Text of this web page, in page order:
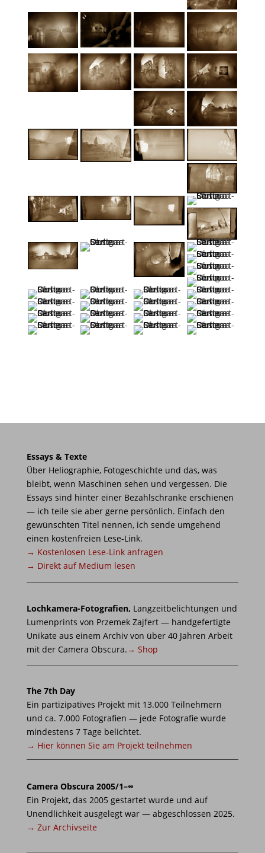
Essays & Texte
Über Heliographie, Fotogeschichte und das, was
bleibt, wenn Maschinen sehen und vergessen. Die
Essays sind hinter einer Bezahlschranke erschienen
— ich teile sie aber gerne persönlich. Einfach den
gewünschten Titel nennen, ich sende umgehend
einen kostenfreien Lese-Link.
→ Kostenlosen Lese-Link anfragen
→ Direkt auf Medium lesen
Lochkamera-Fotografien, Langzeitbelichtungen und
Lumenprints von Przemek Zajfert — handgefertigte
Unikate aus einem Archiv von über 40 Jahren Arbeit
mit der Camera Obscura.→ Shop
The 7th Day
Ein partizipatives Projekt mit 13.000 Teilnehmern
und ca. 7.000 Fotografien — jede Fotografie wurde
mindestens 7 Tage belichtet.
→ Hier können Sie am Projekt teilnehmen
Camera Obscura 2005/1–∞
Ein Projekt, das 2005 gestartet wurde und auf
Unendlichkeit ausgelegt war — abgeschlossen 2025.
→ Zur Archivseite